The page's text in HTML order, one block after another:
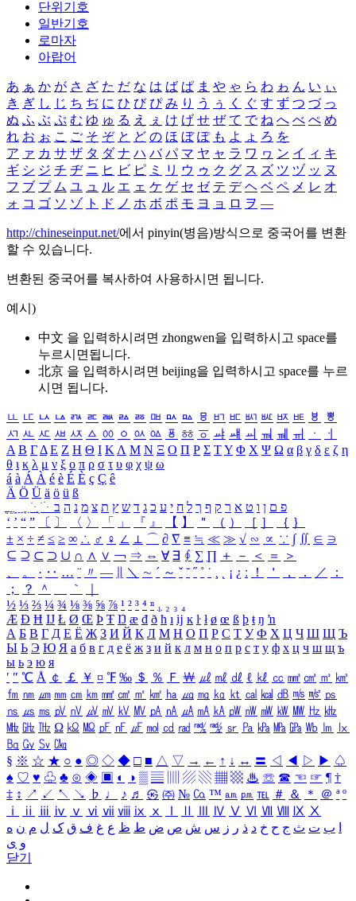
단위기호
일반기호
로마자
아랍어
あ ぁ か が さ ざ た だ な は ば ぱ ま や ゃ ら わ ゎ ん い ぃ
き ぎ し じ ち ぢ に ひ び ぴ み り う ぅ く ぐ す ず つ づ っ
ぬ ふ ぶ ぷ む ゆ ゅ る え ぇ け げ せ ぜ て で ね へ べ ぺ め
れ お ぉ こ ご そ ぞ と ど の ほ ぼ ぽ も よ ょ ろ を
ア ァ カ サ ザ タ ダ ナ ハ バ パ マ ヤ ャ ラ ワ ヮ ン イ ィ キ
ギ シ ジ チ ヂ ニ ヒ ビ ピ ミ リ ウ ゥ ク グ ス ズ ツ ヅ ッ ヌ
フ ブ プ ム ユ ュ ル エ ェ ケ ゲ セ ゼ テ デ ヘ ベ ペ メ レ オ
ォ コ ゴ ソ ゾ ト ド ノ ホ ボ ポ モ ヨ ョ ロ ヲ ―
http://chineseinput.net/에서 pinyin(병음)방식으로 중국어를 변환
할 수 있습니다.
변환된 중국어를 복사하여 사용하시면 됩니다.
예시)
中文 을 입력하시려면 zhongwen을 입력하시고 space를
누르시면됩니다.
北京 을 입력하시려면 beijing을 입력하시고 space를 누르
시면 됩니다.
ㅥ ㅦ ㅧ ㅨ ㅩ ㅪ ㅫ ㅬ ㅭ ㅮ ㅯ ㅰ ㅱ ㅲ ㅳ ㅴ ㅵ ㅶ ㅷ ㅸ
ㅹ
ㅺ ㅻ ㅼ ㅽ ㅾ ㅿ ㆀ ㆁ ㆂ ㆃ ㆄ ㆅ ㆆ ㆇ ㆈ ㆉ ㆊ ㆋ ㆌ ㆍ
ㆎ
Α Β ΓΔ Ε Ζ Η Θ Ι ΚΛ Μ Ν Ξ Ο Π Ρ Σ ΤΥ Φ Χ Ψ Ω α β γ δ ε ζ η
θ ι κ λ μ ν ξ ο π ρ σ τ υ φ χ ψ ω
á à Á À é è É È ç Ç ê
Ä Ö Ü ä ö ü ß
ִֶֹ ֻּ ׁׂ פ ם ן ו ט א ר ק ף ך ל ח י ע כ ג ד ש ץ ת צ מ נ ה ב
‘ ’ “ ” 〔 〕 〈 〉 「 」 『 』 【 】 ＂ （ ） ［ ］ ｛ ｝
± × ÷ ≠ ≤ ≥ ∞ ∴ ♂ ♀ ∠ ⊥ ⌒ ∂ ∇ ≡ ≒ ≪ ≫ √ ∽ ∝ ∵ ∫ ∬ ∈ ∋
⊆ ⊇ ⊂ ⊃ ∪ ∩ ∧ ∨ ￢ ⇒ ⇔ ∀ ∃ ∮ ∑ ∏ ＋ － ＜ ＝
＞
、
。 · ‥ … ¨ 〃 ― ＼ ∼ ´ ～ ˇ ˘ ˝ ˚ ˙ ¸ ¡ ¿ ː ！ ＇ ， ． ／
：
；
？ ＾ ｀
½ ⅓ ⅔ ¼ ¾ ⅛ ⅜ ⅝ ⅞ ¹ ² ³ ⁴ ⁿ ₁ ₂ ₃ ₄
Æ Ð Ħ Ĳ Ł Ø Œ Þ Ŧ Ŋ æ đ ð ħ ı ĳ ĸ ŀ ł ø œ ß þ ŧ ŋ ŉ
А Б В Г Д Е Ё Ж З И Й К Л М Н О П Р С Т У Ф Х Ц Ч Ш Щ Ъ
Ы Ь Э Ю Я а б в г д е ё ж з и й к л м н о п р с т у ф х ц ч ш щ ъ
ы ь э ю я
′ ″ ℃ Å ￠ ￡ ￥ ¤ ℉ ‰ ＄ ％ Ｆ ￦ ㎕ ㎖ ㎗ ℓ ㎘ ㏄ ㎣ ㎤ ㎥ ㎦
㎙ ㎚ ㎛ ㎜ ㎝ ㎞ ㎟ ㎠ ㎡ ㎢ ㏊ ㎍ ㎎ ㎏ ㏏ ㎈ ㎉ ㏈ ㎧ ㎨ ㎰
㎱ ㎲ ㎳ ㎴ ㎵ ㎶ ㎷ ㎸ ㎹ ㎀ ㎁ ㎂ ㎃ ㎄ ㎺ ㎻ ㎽ ㎾ ㎿ ㎐ ㎑
㎒ ㎓ ㎔ Ω ㏀ ㏁ ㎊ ㎋ ㎌ ㏖ ㏅ ㎭ ㎮ ㎯ ㏛ ㎩ ㎪ ㎫ ㎬ ㏝ ㏐
㏓
㏃ ㏉ ㏜ ㏆
§ ※ ☆ ★ ○ ● ◎ ◇ ◆ □ ■ △ ▽ → ← ↑ ↓ ↔ 〓 ◁ ◀ ▷ ▶ ♤
♠ ♡ ♥ ♧ ♣ ⊙ ◈ ▣ ◐ ◑ ▒ ▤ ▨ ▧ ▦ ▩ ♨ ☏ ☎ ☜ ☞ ¶ †
‡ ↕ ↗ ↙ ↖ ↘ ♭ ♩ ♪ ♬ ㉿ ㈜ № ㏇ ™ ㏂ ㏘ ℡ ＃ ＆ ＊ ＠ ª º
ⅰ
ⅱ ⅲ ⅳ ⅴ ⅵ ⅶ ⅷ ⅸ ⅹ Ⅳ Ⅴ Ⅵ Ⅶ Ⅷ Ⅸ Ⅹ
ب ت ث ج ح خ د ذ ر ز س ش ص ض ط ظ ع غ ف ق ک ل م ن ه
و ی
닫기